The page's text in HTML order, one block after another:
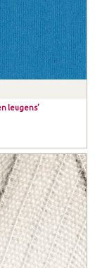
leugens’